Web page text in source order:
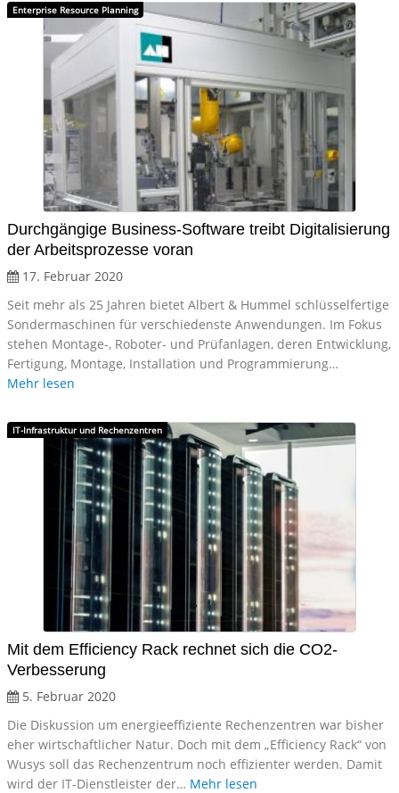
Enterprise Resource Planning
Durchgängige Business-Software treibt Digitalisierung
der Arbeitsprozesse voran
17. Februar 2020
Seit mehr als 25 Jahren bietet Albert & Hummel schlüsselfertige
Sondermaschinen für verschiedenste Anwendungen. Im Fokus
stehen Montage-, Roboter- und Prüfanlagen, deren Entwicklung,
Fertigung, Montage, Installation und Programmierung…
Mehr lesen
IT-Infrastruktur und Rechenzentren
Mit dem Efficiency Rack rechnet sich die CO2-
Verbesserung
5. Februar 2020
Die Diskussion um energieeffiziente Rechenzentren war bisher
eher wirtschaftlicher Natur. Doch mit dem „Efficiency Rack“ von
Wusys soll das Rechenzentrum noch effizienter werden. Damit
wird der IT-Dienstleister der… Mehr lesen